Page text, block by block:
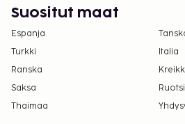
Suositut maat
Espanja
Turkki
Italia
Ranska
Saksa
Ruotsi
Thaimaa